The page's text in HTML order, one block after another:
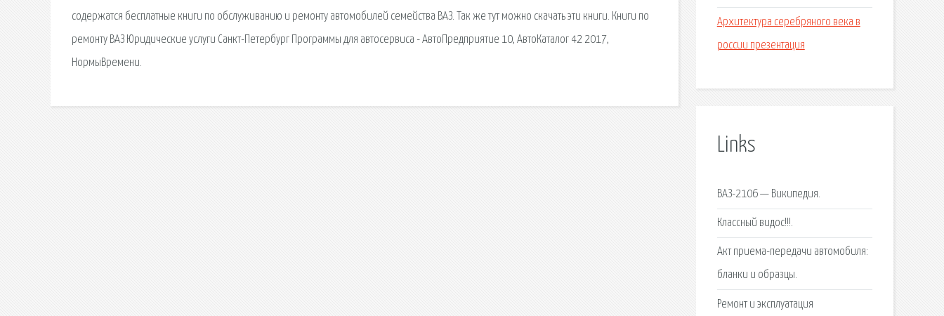
содержатся бесплатные книги по обслуживанию и ремонту автомобилей семейства ВАЗ. Так же тут можно скачать эти книги. Книги по
ремонту ВАЗ Юридические услуги Санкт-Петербург Программы для автосервиса - АвтоПредприятие 10, АвтоКаталог 42 2017,
НормыВремени.
Архитектура серебряного века в
россии презентация
Links
ВАЗ-2106 — Википедия.
Классный видос!!!.
Акт приема-передачи автомобиля:
бланки и образцы.
Ремонт и эксплуатация